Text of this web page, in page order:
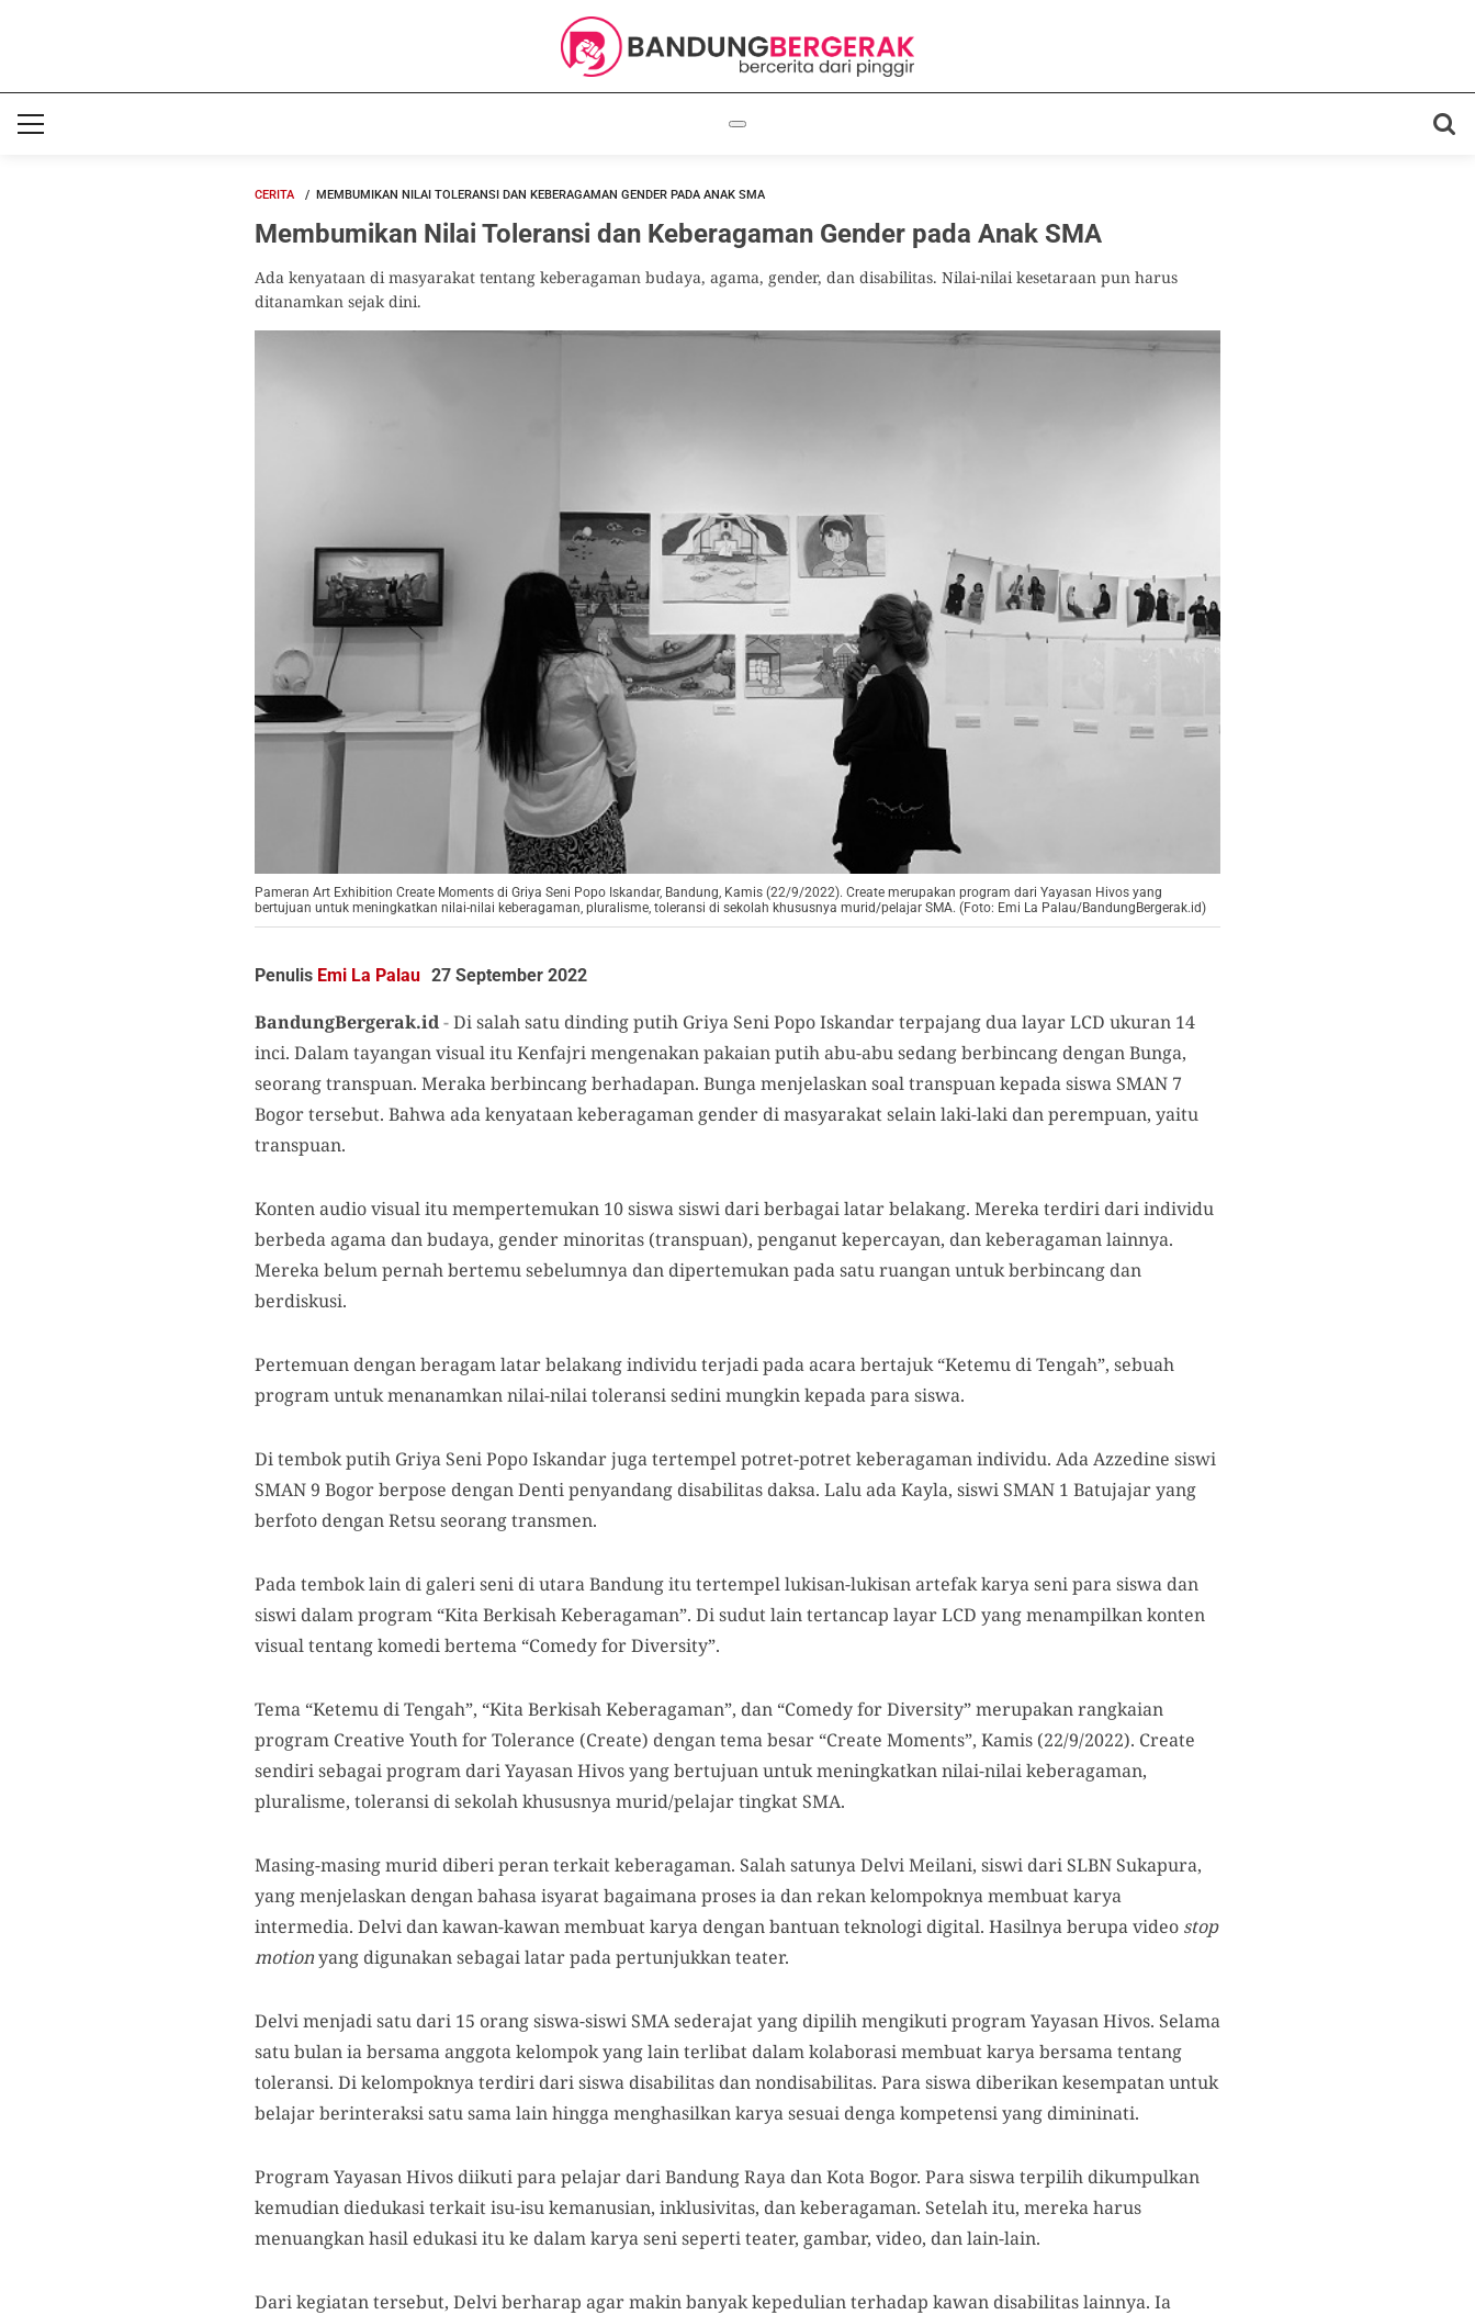
CERITA MEMBUMIKAN NILAI TOLERANSI DAN KEBERAGAMAN GENDER PADA ANAK SMA
Membumikan Nilai Toleransi dan Keberagaman Gender pada Anak SMA
Ada kenyataan di masyarakat tentang keberagaman budaya, agama, gender, dan disabilitas. Nilai-nilai kesetaraan pun harus
ditanamkan sejak dini.
Pameran Art Exhibition Create Moments di Griya Seni Popo Iskandar, Bandung, Kamis (22/9/2022). Create merupakan program dari Yayasan Hivos yang
bertujuan untuk meningkatkan nilai-nilai keberagaman, pluralisme, toleransi di sekolah khususnya murid/pelajar SMA. (Foto: Emi La Palau/BandungBergerak.id)
Penulis Emi La Palau 27 September 2022
BandungBergerak.id-Di salah satu dinding putih Griya Seni Popo Iskandar terpajang dua layar LCD ukuran 14
inci. Dalam tayangan visual itu Kenfajri mengenakan pakaian putih abu-abu sedang berbincang dengan Bunga,
seorang transpuan. Meraka berbincang berhadapan. Bunga menjelaskan soal transpuan kepada siswa SMAN 7
Bogor tersebut. Bahwa ada kenyataan keberagaman gender di masyarakat selain laki-laki dan perempuan, yaitu
transpuan.
Konten audio visual itu mempertemukan 10 siswa siswi dari berbagai latar belakang. Mereka terdiri dari individu
berbeda agama dan budaya, gender minoritas (transpuan), penganut kepercayan, dan keberagaman lainnya.
Mereka belum pernah bertemu sebelumnya dan dipertemukan pada satu ruangan untuk berbincang dan
berdiskusi.
Pertemuan dengan beragam latar belakang individu terjadi pada acara bertajuk “Ketemu di Tengah”, sebuah
program untuk menanamkan nilai-nilai toleransi sedini mungkin kepada para siswa.
Di tembok putih Griya Seni Popo Iskandar juga tertempel potret-potret keberagaman individu. Ada Azzedine siswi
SMAN 9 Bogor berpose dengan Denti penyandang disabilitas daksa. Lalu ada Kayla, siswi SMAN 1 Batujajar yang
berfoto dengan Retsu seorang transmen.
Pada tembok lain di galeri seni di utara Bandung itu tertempel lukisan-lukisan artefak karya seni para siswa dan
siswi dalam program “Kita Berkisah Keberagaman”. Di sudut lain tertancap layar LCD yang menampilkan konten
visual tentang komedi bertema “Comedy for Diversity”.
Tema “Ketemu di Tengah”, “Kita Berkisah Keberagaman”, dan “Comedy for Diversity” merupakan rangkaian
program Creative Youth for Tolerance (Create) dengan tema besar “Create Moments”, Kamis (22/9/2022). Create
sendiri sebagai program dari Yayasan Hivos yang bertujuan untuk meningkatkan nilai-nilai keberagaman,
pluralisme, toleransi di sekolah khususnya murid/pelajar tingkat SMA.
Masing-masing murid diberi peran terkait keberagaman. Salah satunya Delvi Meilani, siswi dari SLBN Sukapura,
yang menjelaskan dengan bahasa isyarat bagaimana proses ia dan rekan kelompoknya membuat karya
intermedia. Delvi dan kawan-kawan membuat karya dengan bantuan teknologi digital. Hasilnya berupa video stop
motionyang digunakan sebagai latar pada pertunjukkan teater.
Delvi menjadi satu dari 15 orang siswa-siswi SMA sederajat yang dipilih mengikuti program Yayasan Hivos. Selama
satu bulan ia bersama anggota kelompok yang lain terlibat dalam kolaborasi membuat karya bersama tentang
toleransi. Di kelompoknya terdiri dari siswa disabilitas dan nondisabilitas. Para siswa diberikan kesempatan untuk
belajar berinteraksi satu sama lain hingga menghasilkan karya sesuai denga kompetensi yang dimininati.
Program Yayasan Hivos diikuti para pelajar dari Bandung Raya dan Kota Bogor. Para siswa terpilih dikumpulkan
kemudian diedukasi terkait isu-isu kemanusian, inklusivitas, dan keberagaman. Setelah itu, mereka harus
menuangkan hasil edukasi itu ke dalam karya seni seperti teater, gambar, video, dan lain-lain.
Dari kegiatan tersebut, Delvi berharap agar makin banyak kepedulian terhadap kawan disabilitas lainnya. Ia